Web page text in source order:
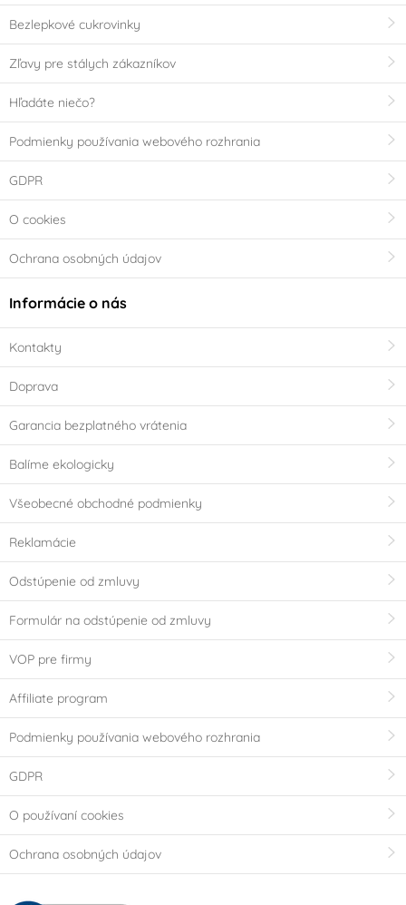
Bezlepkové cukrovinky
Zľavy pre stálych zákazníkov
Hľadáte niečo?
Podmienky používania webového rozhrania
GDPR
O cookies
Ochrana osobných údajov
Informácie o nás
Kontakty
Doprava
Garancia bezplatného vrátenia
Balíme ekologicky
Všeobecné obchodné podmienky
Reklamácie
Odstúpenie od zmluvy
Formulár na odstúpenie od zmluvy
VOP pre firmy
Affiliate program
Podmienky používania webového rozhrania
GDPR
O používaní cookies
Ochrana osobných údajov